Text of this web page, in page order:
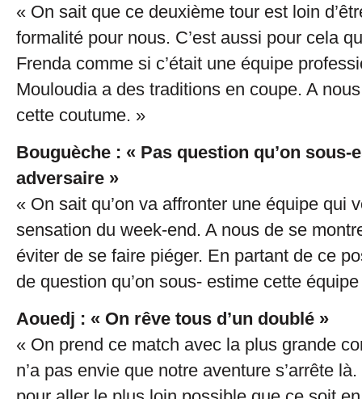
« On sait que ce deuxième tour est loin
formalité pour nous. C’est aussi pour cela
Frenda comme si c’était une équipe
Mouloudia a des traditions en coupe. A
cette coutume. »
Bouguèche : « Pas question qu’on sous-
adversaire »
« On sait qu’on va affronter une équipe qui
sensation du week-end. A nous de se
éviter de se faire piéger. En partant de ce
de question qu’on sous- estime cette
Aouedj : « On rêve tous d’un doublé »
« On prend ce match avec la plus grande
n’a pas envie que notre aventure s’arrête